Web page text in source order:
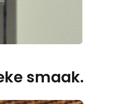
smaak.